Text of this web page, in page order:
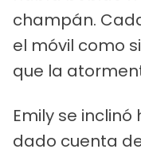
champán.
el móvil como
que la
Emily se inclinó
dado cuenta